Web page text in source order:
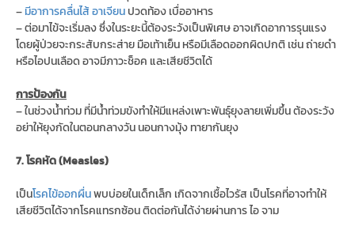
–มีอาการคลื่นไส้ อาเจียน ปวดท้อง เบื่ออาหาร
– ต่อมาไข้จะเริ่มลง ซึ่งในระยะนี้ต้องระวังเป็นพิเศษ อาจเกิดอาการรุนแรง
โดยผู้ป่วยจะกระสับกระส่าย มือเท้าเย็น หรือมีเลือดออกผิดปกติ เช่น ถ่ายดำ
หรือไอปนเลือด อาจมีภาวะช็อค และเสียชีวิตได้
การป้องกัน
– ในช่วงน้ำท่วม ที่มีน้ำท่วมขังทำให้มีแหล่งเพาะพันธุ์ยุงลายเพิ่มขึ้น ต้องระวัง
อย่าให้ยุงกัดในตอนกลางวัน นอนกางมุ้ง ทายากันยุง
7. โรคหัด (Measles)
เป็นโรคไข้ออกผื่นพบบ่อยในเด็กเล็ก เกิดจากเชื้อไวรัส เป็นโรคที่อาจทำให้
เสียชีวิตได้จากโรคแทรกซ้อน ติดต่อกันได้ง่ายผ่านการ ไอ จาม